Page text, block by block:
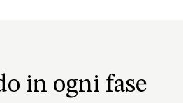
in ogni fase